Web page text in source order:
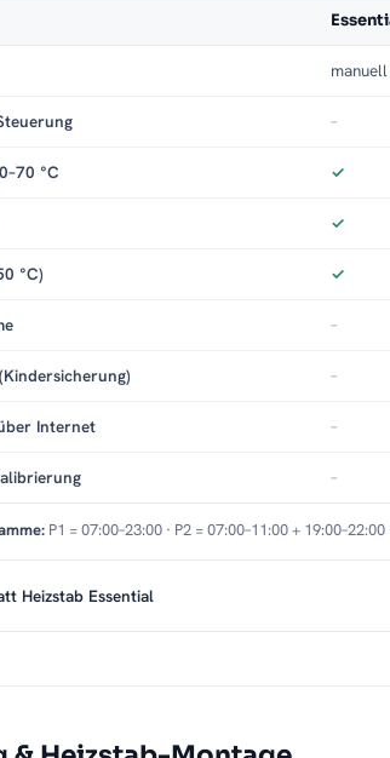
–
°C ✓
✓
°C) ✓
–
–
Internet –
–
P1 = 07:00–23:00 · P2 = 07:00–11:00 +
Heizstab Essential